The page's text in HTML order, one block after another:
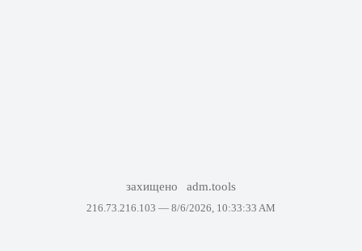
захищено adm.tools
216.73.216.103 — 8/6/2026, 10:33:33 AM